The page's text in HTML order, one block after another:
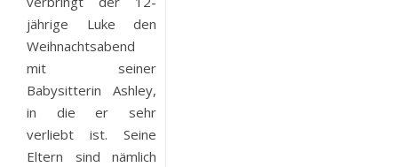
jährige Luke den
Weihnachtsabend
mit seiner
Babysitterin Ashley,
in die er sehr
verliebt ist. Seine
Eltern sind nämlich